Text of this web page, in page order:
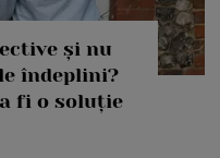
și nu
îndeplini?
fi o soluție